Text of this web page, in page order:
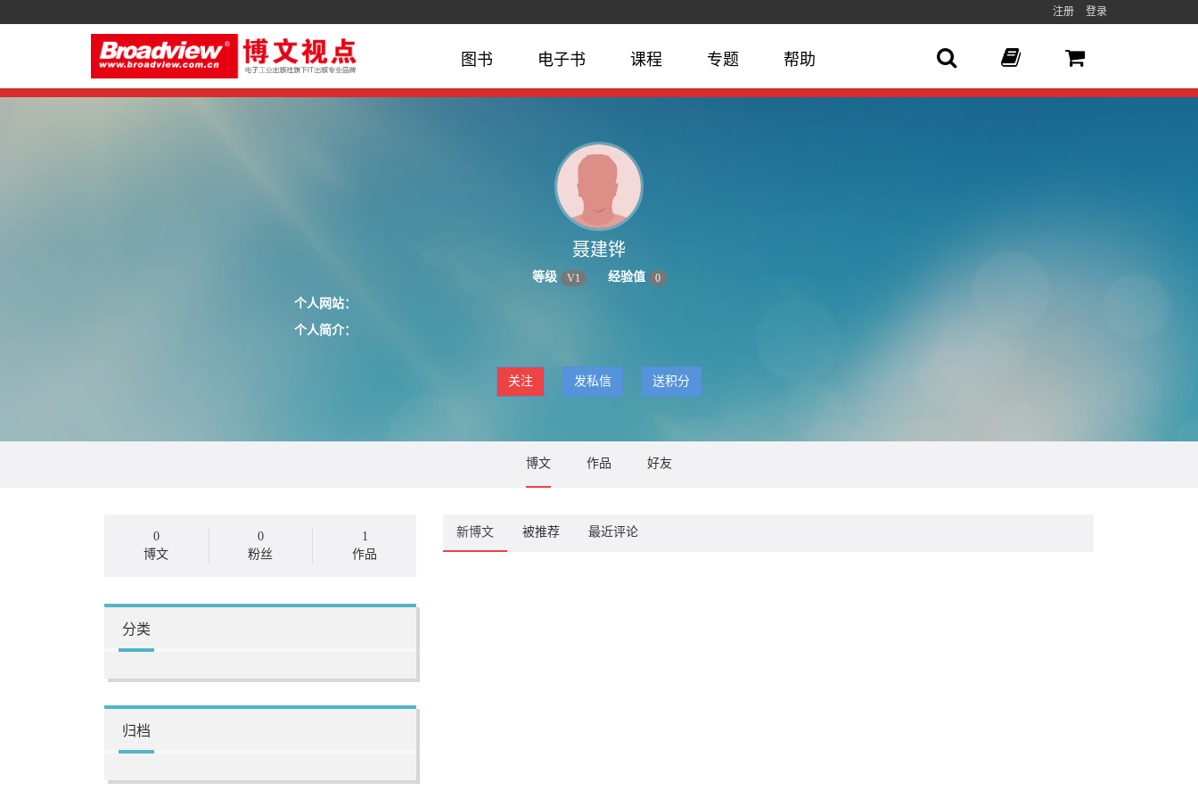
注册 登录
图书 电子书 课程 专题 帮助
聂建铧
等级 V1 经验值 0
个人网站：
个人简介：
关注 发私信 送积分
博文 作品 好友
0
博文
0
粉丝
1
作品
分类
归档
新博文 被推荐 最近评论